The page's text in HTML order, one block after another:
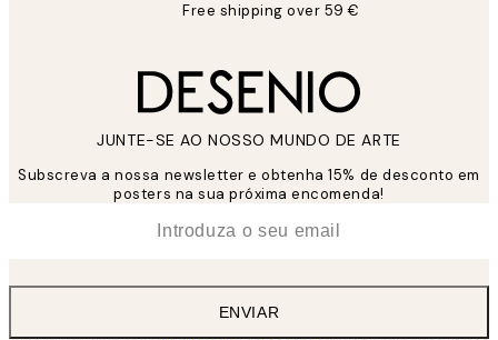
Free shipping over 59 €
JUNTE-SE AO NOSSO MUNDO DE ARTE
Subscreva a nossa newsletter e obtenha 15% de desconto em
posters na sua próxima encomenda!
ENVIAR